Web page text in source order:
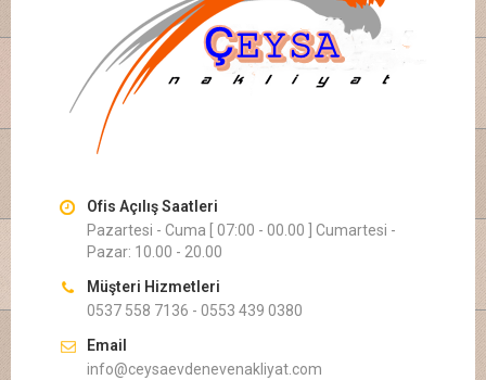
Ofis Açılış Saatleri
Pazartesi - Cuma [ 07:00 - 00.00 ] Cumartesi -
Pazar: 10.00 - 20.00
Müşteri Hizmetleri
0537 558 7136 - 0553 439 0380
Email
info@ceysaevdenevenakliyat.com